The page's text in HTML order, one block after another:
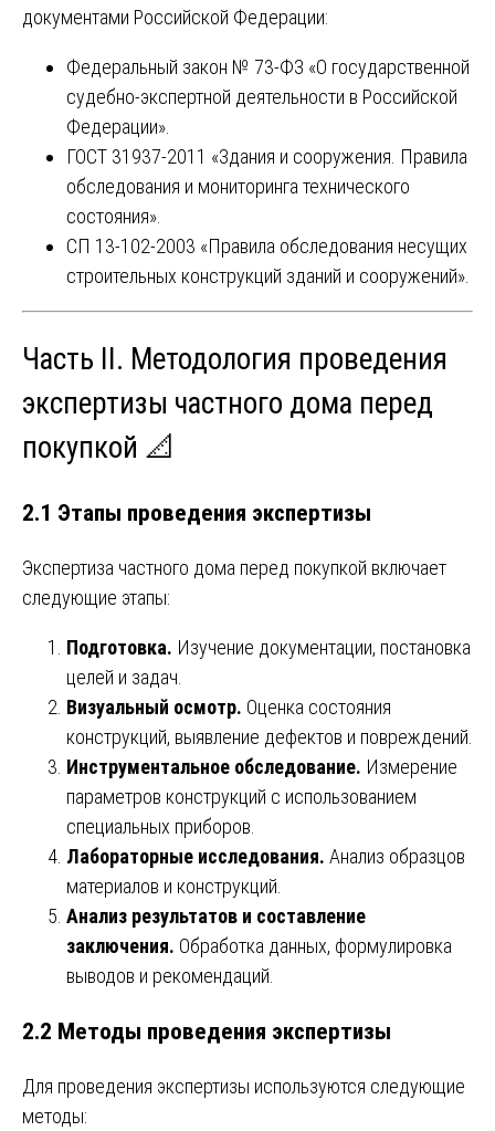
документами Российской Федерации:
Федеральный закон № 73-ФЗ «О государственной
судебно-экспертной деятельности в Российской
Федерации».
ГОСТ 31937-2011 «Здания и сооружения. Правила
обследования и мониторинга технического
состояния».
СП 13-102-2003 «Правила обследования несущих
строительных конструкций зданий и сооружений».
Часть II. Методология проведения
экспертизы частного дома перед
покупкой 📐
2.1 Этапы проведения экспертизы
Экспертиза частного дома перед покупкой включает
следующие этапы:
Подготовка. Изучение документации, постановка
целей и задач.
Визуальный осмотр. Оценка состояния
конструкций, выявление дефектов и повреждений.
Инструментальное обследование. Измерение
параметров конструкций с использованием
специальных приборов.
Лабораторные исследования. Анализ образцов
материалов и конструкций.
Анализ результатов и составление
заключения. Обработка данных, формулировка
выводов и рекомендаций.
2.2 Методы проведения экспертизы
Для проведения экспертизы используются следующие
методы: